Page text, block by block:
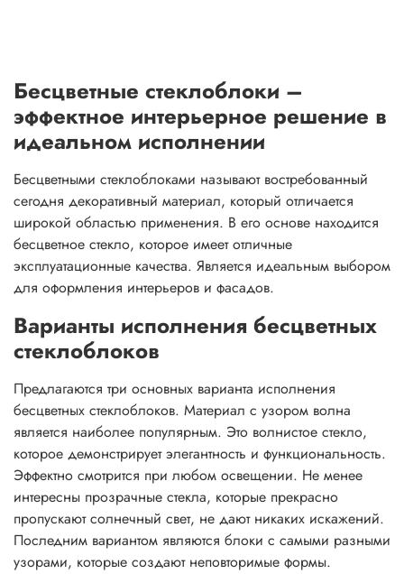
Бесцветные стеклоблоки –
эффектное интерьерное решение в
идеальном исполнении
Бесцветными стеклоблоками называют востребованный
сегодня декоративный материал, который отличается
широкой областью применения. В его основе находится
бесцветное стекло, которое имеет отличные
эксплуатационные качества. Является идеальным выбором
для оформления интерьеров и фасадов.
Варианты исполнения бесцветных
стеклоблоков
Предлагаются три основных варианта исполнения
бесцветных стеклоблоков. Материал с узором волна
является наиболее популярным. Это волнистое стекло,
которое демонстрирует элегантность и функциональность.
Эффектно смотрится при любом освещении. Не менее
интересны прозрачные стекла, которые прекрасно
пропускают солнечный свет, не дают никаких искажений.
Последним вариантом являются блоки с самыми разными
узорами, которые создают неповторимые формы.